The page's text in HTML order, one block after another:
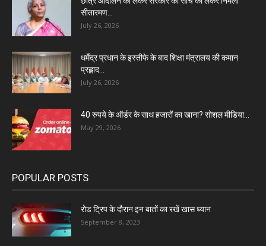
सीतारमण...
July 26, 2026
धर्मेंद्र प्रधान के इस्तीफे के बाद शिक्षा मंत्रालय की कमान
प्रह्लाद...
July 26, 2026
40 रुपये के ऑर्डर के साथ हजारों का खाना? सोशल मीडिया...
May 29, 2026
POPULAR POSTS
रोड ट्रिप के दौरान इन बातों का रखें खास ध्यान
September 8, 2023